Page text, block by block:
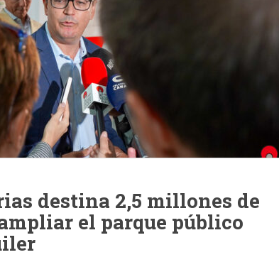
destina 2,5 millones de
el parque público